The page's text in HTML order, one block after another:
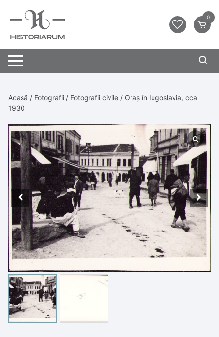
0
Acasă / Fotografii / Fotografii civile / Oraș în Iugoslavia, cca
1930